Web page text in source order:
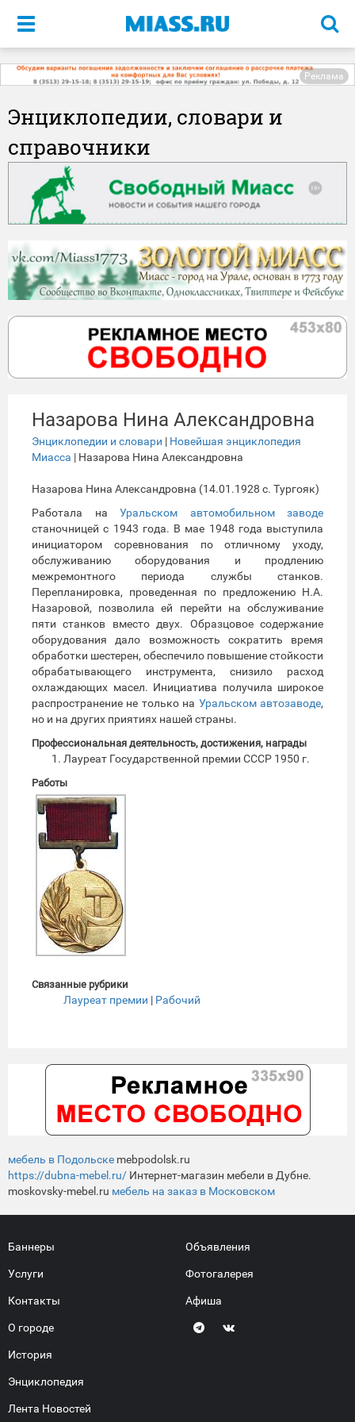
Меню
Реклама
Энциклопедии, словари и
справочники
Назарова Нина Александровна
Энциклопедии и словари | Новейшая энциклопедия
Миасса | Назарова Нина Александровна
Назарова Нина Александровна (14.01.1928 с. Тургояк)
Работала на Уральском автомобильном заводе
станочницей с 1943 года. В мае 1948 года выступила
инициатором соревнования по отличному уходу,
обслуживанию оборудования и продлению
межремонтного периода службы станков.
Перепланировка, проведенная по предложению Н.А.
Назаровой, позволила ей перейти на обслуживание
пяти станков вместо двух. Образцовое содержание
оборудования дало возможность сократить время
обработки шестерен, обеспечило повышение стойкости
обрабатывающего инструмента, снизило расход
охлаждающих масел. Инициатива получила широкое
распространение не только на Уральском автозаводе,
но и на других приятиях нашей страны.
Профессиональная деятельность, достижения, награды
Лауреат Государственной премии СССР 1950 г.
Работы
Связанные рубрики
Лауреат премии | Рабочий
мебель в Подольске mebpodolsk.ru
https://dubna-mebel.ru/ Интернет-магазин мебели в Дубне.
moskovsky-mebel.ru мебель на заказ в Московском
Баннеры
Услуги
Контакты
О городе
История
Энциклопедия
Лента Новостей
Объявления
Фотогалерея
Афиша